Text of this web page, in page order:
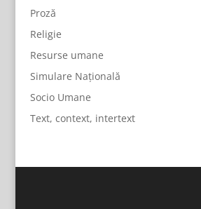
Proză
Religie
Resurse umane
Simulare Națională
Socio Umane
Text, context, intertext